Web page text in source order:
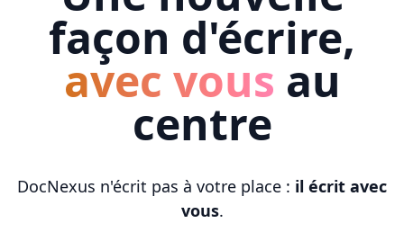
façon d'écrire,
avec vous au
centre
DocNexus n'écrit pas à votre place : il écrit avec
vous.